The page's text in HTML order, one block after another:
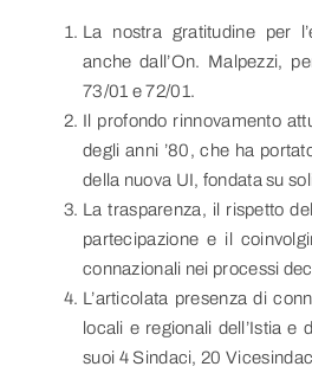
La nostra gratitudine per
anche dall’On. Malpezzi,
73/01 e 72/01.
Il profondo rinnovamento
degli anni ’80, che ha
della nuova UI, fondata su
La trasparenza, il rispetto
partecipazione e il
connazionali nei processi
L’articolata presenza di
locali e regionali dell’Istia e
suoi 4 Sindaci, 20